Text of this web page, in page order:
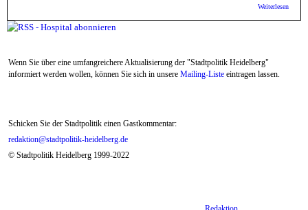
Weiterlesen
Wenn Sie über eine umfangreichere Aktualisierung der "Stadtpolitik Heidelberg"
informiert werden wollen, können Sie sich in unsere Mailing-Liste eintragen lassen.
Schicken Sie der Stadtpolitik einen Gastkommentar:
redaktion@stadtpolitik-heidelberg.de
© Stadtpolitik Heidelberg 1999-2022